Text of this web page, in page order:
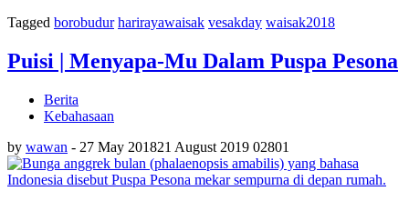
Tagged borobudur harirayawaisak vesakday waisak2018
Puisi | Menyapa-Mu Dalam Puspa Pesona
Berita
Kebahasaan
by wawan - 27 May 201821 August 2019 02801